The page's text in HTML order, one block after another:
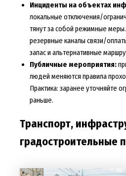
Инциденты на объектах
локальные отключения/
тянут за собой режимные
резервные каналы связи/
запас и альтернативные
Публичные мероприятия:
людей меняются правила
Практика: заранее уточняйте
раньше.
Транспорт,
градостроительные